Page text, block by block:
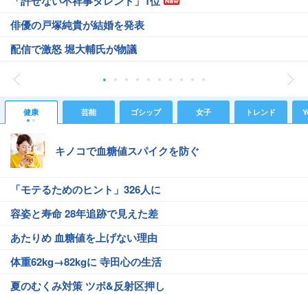
俳優の戸塚純貴が結婚を発表
配信で激怒 堀大輔氏が物議
健康 芸能 ゴシップ 女子 トレンド
キノコで血糖値スパイクを防ぐ
「モテるためのヒント」326人に
容姿と寿命 28年追跡で見えた差
あたりめ 血糖値を上げない理由
体重62kg→82kgに 寺田心の生活
夏のむくみ対策 ツボ&反射区押し